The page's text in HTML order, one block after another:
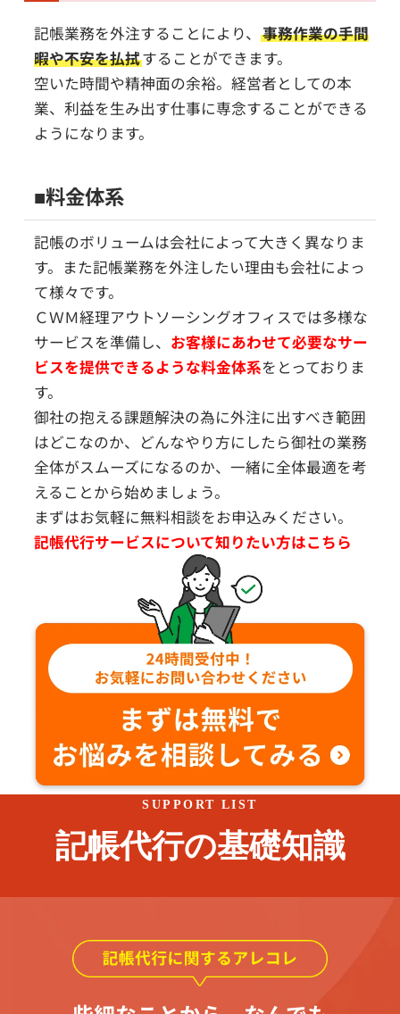
記帳業務を外注することにより、事務作業の手間
暇や不安を払拭することができます。
空いた時間や精神面の余裕。経営者としての本
業、利益を生み出す仕事に専念することができる
ようになります。
■料金体系
記帳のボリュームは会社によって大きく異なりま
す。また記帳業務を外注したい理由も会社によっ
て様々です。
ＣＷＭ経理アウトソーシングオフィスでは多様な
サービスを準備し、 お客様にあわせて必要なサー
ビスを提供できるような料金体系をとっておりま
す。
御社の抱える課題解決の為に外注に出すべき範囲
はどこなのか、どんなやり方にしたら御社の業務
全体がスムーズになるのか、一緒に全体最適を考
えることから始めましょう。
まずはお気軽に無料相談をお申込みください。
記帳代行サービスについて知りたい方はこちら
SUPPORT LIST
記帳代行の基礎知識